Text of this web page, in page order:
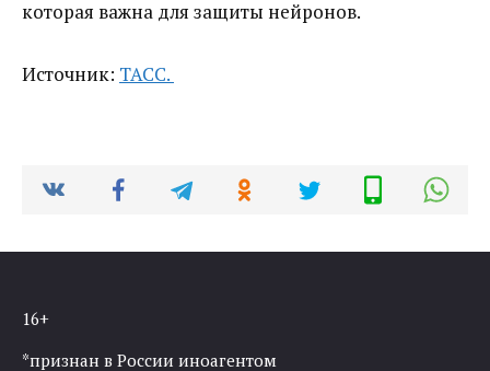
которая важна для защиты нейронов.
Источник: ТАСС.
16+
*признан в России иноагентом